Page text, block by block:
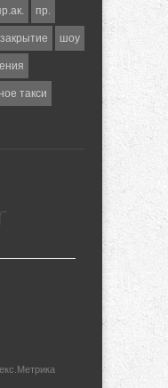
пр.
закрытие шоу
такси